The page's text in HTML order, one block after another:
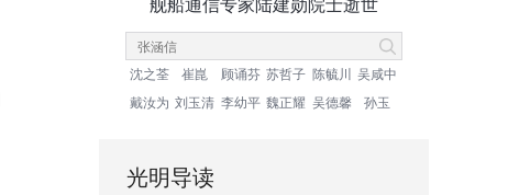
舰船通信专家陆建勋院士逝世
沈之荃 崔崑 顾诵芬 苏哲子 陈毓川
吴咸中
戴汝为 刘玉清 李幼平 魏正耀 吴德馨 孙玉
光明导读